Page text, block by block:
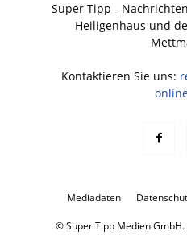
Super Tipp -
Heiligenhaus und
Kontaktieren Sie uns:
Mediadaten
© Super Tipp Medien GmbH.